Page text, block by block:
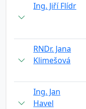
Ing. Jiří Flídr
RNDr. Jana
Klimešová
Ing. Jan
Havel